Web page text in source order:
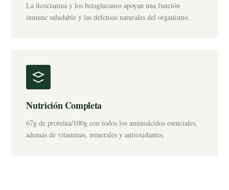
La ficocianina y los betaglucanos apoyan una función
inmune saludable y las defensas naturales del organismo.
Nutrición Completa
67g de proteína/100g con todos los aminoácidos esenciales,
además de vitaminas, minerales y antioxidantes.